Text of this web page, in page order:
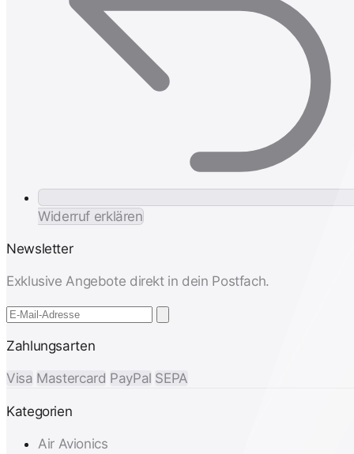
Widerruf erklären
Newsletter
Exklusive Angebote direkt in dein Postfach.
Zahlungsarten
Visa Mastercard PayPal SEPA
Kategorien
Air Avionics